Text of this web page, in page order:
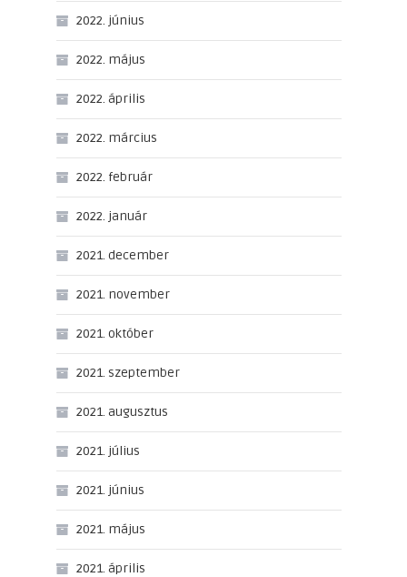
2022. június
2022. május
2022. április
2022. március
2022. február
2022. január
2021. december
2021. november
2021. október
2021. szeptember
2021. augusztus
2021. július
2021. június
2021. május
2021. április